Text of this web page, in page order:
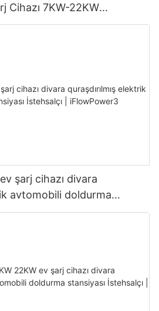
Cihazı 7KW-22KW
şarj cihazı divara
avtomobili doldurma
| iFlowPower3